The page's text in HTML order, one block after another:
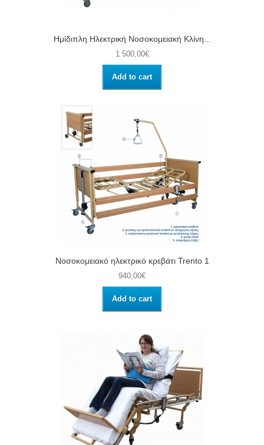
Ημίδιπλη Ηλεκτρική Νοσοκομειακή Κλίνη...
1 500,00€
Add to cart
Νοσοκομειακό ηλεκτρικό κρεβάτι Trento 1
940,00€
Add to cart